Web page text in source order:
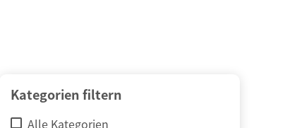
Kategorien filtern
Alle Kategorien